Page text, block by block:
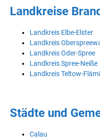
Landkreise
Landkreis Elbe-Elster
Landkreis
Landkreis Oder-Spree
Landkreis Spree-Neiße
Landkreis Teltow-
Städte und
Calau